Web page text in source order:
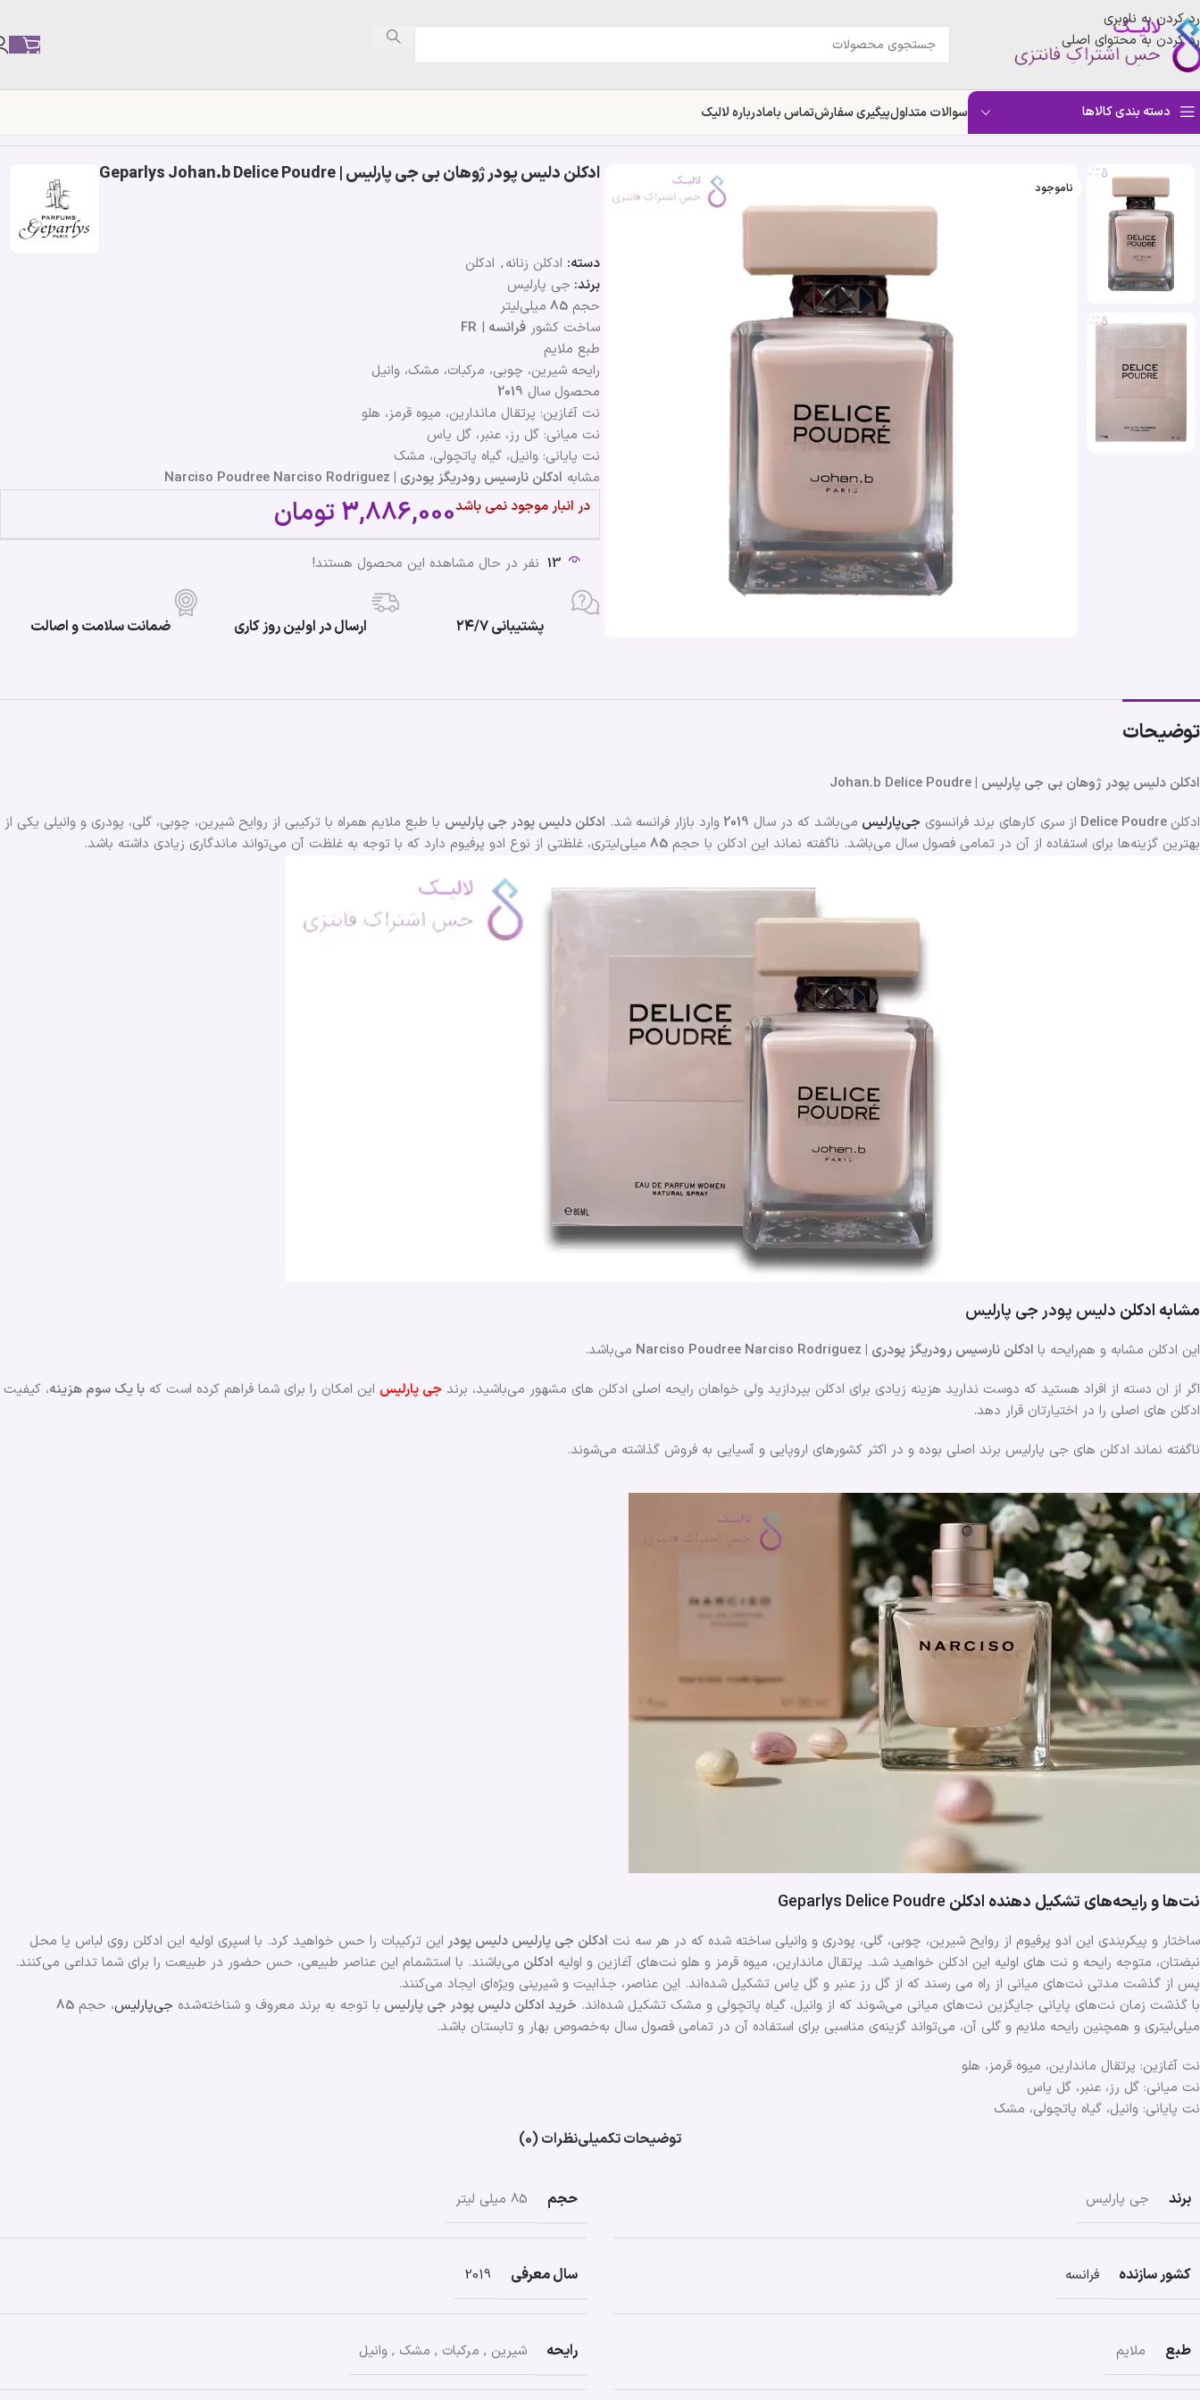
رد کردن به ناوبری
رد کردن به محتوای اصلی
دسته بندی کالاها سوالات متداولپیگیری سفارشتماس بامادرباره لالیک
خانه فروشگاه» ادکلن دلیس پودر ژوهان بی جی پارلیس | Geparlys Johan.b Delice Poudre
ناموجود
ادکلن دلیس پودر ژوهان بی جی پارلیس | Geparlys Johan.b Delice Poudre
دسته: ادکلن زنانه, ادکلن
برند: جی پارلیس
حجم 85 میلی‌لیتر
ساخت کشور فرانسه |
FR
طبع ملایم
رایحه شیرین، چوبی، مرکبات، مشک، وانیل
محصول سال 2019
نت آغازین: پرتقال ماندارین، میوه‌ قرمز، هلو
نت میانی: گل رز، عنبر، گل یاس
نت پایانی: وانیل، گیاه پاتچولی، مشک
مشابه ادکلن نارسیس رودریگز پودری | Narciso Poudree Narciso Rodriguez
در انبار موجود نمی باشد3,886,000تومان
13 نفر در حال مشاهده این محصول هستند!
پشتیبانی ۲۴/۷ ارسال در اولین روز کاری ضمانت سلامت و اصالت
توضیحات
ادکلن دلیس پودر ژوهان بی جی پارلیس | Johan.b Delice Poudre
ادکلن Delice Poudre از سری کارهای برند فرانسوی جی‌پارلیس می‌باشد که در سال 2019 وارد بازار فرانسه شد. ادکلن دلیس پودر جی پارلیس با طبع ملایم همراه با ترکیبی از روایح شیرین، چوبی، گلی، پودری و وانیلی یکی از
بهترین گزینه‌ها برای استفاده از آن در تمامی فصول سال می‌باشد. ناگفته نماند این ادکلن با حجم 85 میلی‌لیتری، غلظتی از نوع ادو پرفیوم دارد که با توجه به غلظت آن می‌تواند ماندگاری زیادی داشته باشد.
مشابه ادکلن دلیس پودرجی پارلیس
این ادکلن مشابه و هم‌رایحه با ادکلن نارسیس رودریگز پودری | Narciso Poudree Narciso Rodriguez
می‌باشد.
اگر از ان دسته از افراد هستید که دوست ندارید هزینه زیادی برای ادکلن بپردازید ولی خواهان رایحه اصلی ادکلن های مشهور می‌باشید، برند جی پارلیس این امکان را برای شما فراهم کرده است که با یک سوم هزینه، کیفیت
ادکلن های اصلی را در اختیارتان قرار دهد.
ناگفته نماند ادکلن های جی پارلیس برند اصلی بوده و در اکثر کشورهای اروپایی و آسیایی به فروش گذاشته می‌شوند.
نت‌ها و رایحه‌های تشکیل دهنده ادکلنGeparlys Delice Poudre
ساختار و پیکربندی این ادو پرفیوم از روایح شیرین، چوبی، گلی، پودری و وانیلی ساخته شده که در هر سه نت ادکلن جی پارلیس دلیس پودر این ترکیبات را حس خواهید کرد. با اسپری اولیه این ادکلن روی لباس یا محل
نبضتان، متوجه رایحه و نت های اولیه این ادکلن خواهید شد. پرتقال ماندارین، میوه‌ قرمز و هلو نت‌‌های آغازین و اولیه ادکلن می‌باشند. با استشمام این عناصر طبیعی، حس حضور در طبیعت را برای شما تداعی می‌کنند.
پس از گذشت مدتی نت‌های میانی از راه می رسند که از گل رز عنبر و گل یاس تشکیل شده‌اند. این عناصر، جذابیت و شیرینی ویژه‌ای ایجاد می‌کنند.
با گذشت زمان نت‌های پایانی جایگزین نت‌های میانی می‌شوند که از وانیل، گیاه پاتچولی و مشک تشکیل شده‌اند. خرید ادکلن دلیس پودر جی پارلیس با توجه به برند معروف و شناخته‌شده جی‌پارلیس، حجم 85
میلی‌لیتری و همچنین رایحه ملایم و گلی آن، می‌تواند گزینه‌ی مناسبی برای استفاده آن در تمامی فصول سال به‌خصوص بهار و تابستان باشد.
نت آغازین: پرتقال ماندارین، میوه‌ قرمز، هلو
نت میانی: گل رز، عنبر، گل یاس
نت پایانی: وانیل، گیاه پاتچولی، مشک
توضیحات تکمیلینظرات (0)
برند جی پارلیس حجم 85 میلی لیتر
کشور سازنده فرانسه سال معرفی 2019
طبع ملایم رایحه شیرین , مرکبات , مشک , وانیل